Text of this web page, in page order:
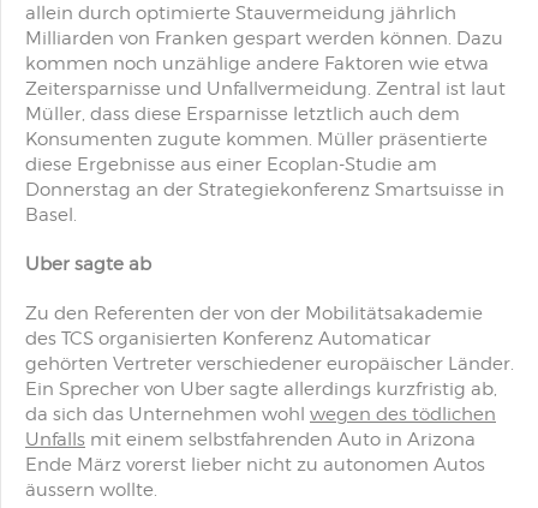
allein durch optimierte Stauvermeidung jährlich
Milliarden von Franken gespart werden können. Dazu
kommen noch unzählige andere Faktoren wie etwa
Zeitersparnisse und Unfallvermeidung. Zentral ist laut
Müller, dass diese Ersparnisse letztlich auch dem
Konsumenten zugute kommen. Müller präsentierte
diese Ergebnisse aus einer Ecoplan-Studie am
Donnerstag an der Strategiekonferenz Smartsuisse in
Basel.
Uber sagte ab
Zu den Referenten der von der Mobilitätsakademie
des TCS organisierten Konferenz Automaticar
gehörten Vertreter verschiedener europäischer Länder.
Ein Sprecher von Uber sagte allerdings kurzfristig ab,
da sich das Unternehmen wohl wegen des tödlichen
Unfalls mit einem selbstfahrenden Auto in Arizona
Ende März vorerst lieber nicht zu autonomen Autos
äussern wollte.